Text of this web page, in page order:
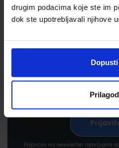
drugim podacima koje ste im
dok ste upotrebljavali njihove
Prijavite se kako bi
proizvodima i
Prijavom na newsletter izjavljujete